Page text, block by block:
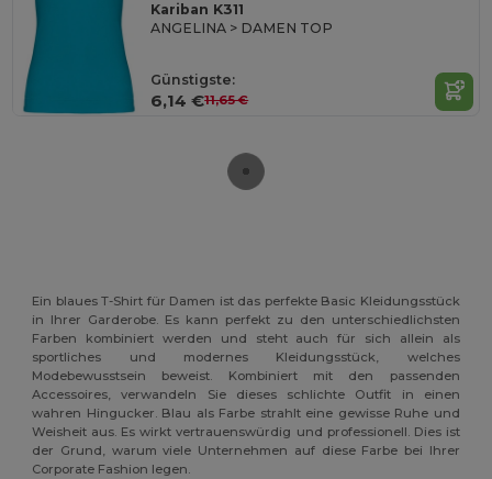
Kariban K311
ANGELINA > DAMEN TOP
Günstigste:
6,14 €11,65 €
Ein blaues T-Shirt für Damen ist das perfekte Basic Kleidungsstück
in Ihrer Garderobe. Es kann perfekt zu den unterschiedlichsten
Farben kombiniert werden und steht auch für sich allein als
sportliches und modernes Kleidungsstück, welches
Modebewusstsein beweist. Kombiniert mit den passenden
Accessoires, verwandeln Sie dieses schlichte Outfit in einen
wahren Hingucker. Blau als Farbe strahlt eine gewisse Ruhe und
Weisheit aus. Es wirkt vertrauenswürdig und professionell. Dies ist
der Grund, warum viele Unternehmen auf diese Farbe bei Ihrer
Corporate Fashion legen.